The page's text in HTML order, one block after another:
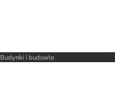
Budynki i budowle